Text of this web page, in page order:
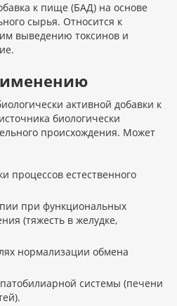
к пище (БАД) на основе
сырья. Относится к
выведению токсинов и
активной добавки к
биологически
происхождения. Может
процессов естественного
при функциональных
(тяжесть в желудке,
нормализации обмена
системы (печени